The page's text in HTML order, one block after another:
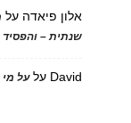
אלון פיאדה על
שנתית –
David עלעל